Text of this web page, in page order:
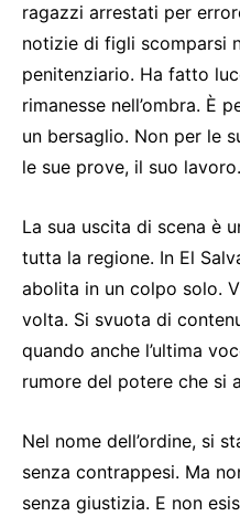
ragazzi arrestati per
notizie di figli scomparsi
penitenziario. Ha fatto
rimanesse nell’ombra. È
un bersaglio. Non per le
le sue prove, il suo lavoro.
La sua uscita di scena è
tutta la regione. In El
abolita in un colpo solo.
volta. Si svuota di
quando anche l’ultima
rumore del potere che si
Nel nome dell’ordine, si
senza contrappesi. Ma
senza giustizia. E non